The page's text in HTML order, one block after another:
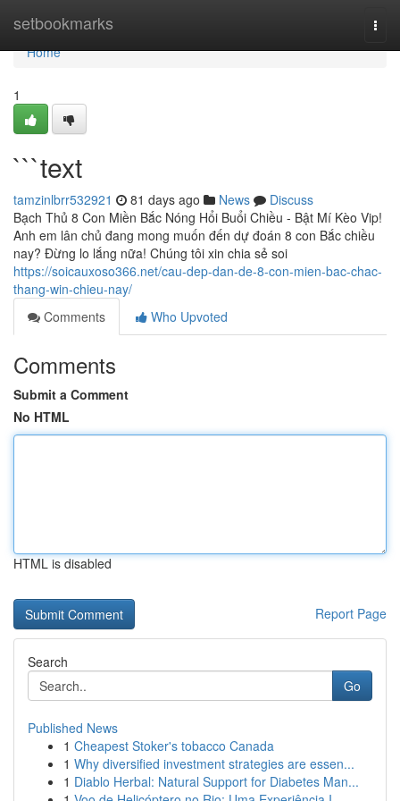
setbookmarks
Home
Home
1
```text
tamzinlbrr532921 81 days ago News
Discuss
Bạch Thủ 8 Con Miền Bắc Nóng Hổi Buổi Chiều - Bật Mí Kèo Vip!
Anh em lân chủ đang mong muốn đến dự đoán 8 con Bắc chiều
nay? Đừng lo lắng nữa! Chúng tôi xin chia sẻ soi
https://soicauxoso366.net/cau-dep-dan-de-8-con-mien-bac-chac-
thang-win-chieu-nay/
Comments
Who Upvoted
Comments
Submit a Comment
No HTML
HTML is disabled
Report Page
Search
Go
Published News
1 Cheapest Stoker's tobacco Canada
1 Why diversified investment strategies are essen...
1 Diablo Herbal: Natural Support for Diabetes Man...